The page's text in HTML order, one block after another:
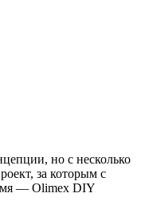
но с несколько
за которым с
— Olimex DIY